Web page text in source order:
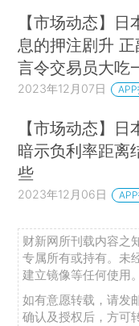
【市场动态】
息的押注剧升
言令交易员大吃
2023年12月07日
【市场动态】
暗示负利率距离
些
2023年12月06日
财新网所刊载内容之
专属所有或持有。未
建立镜像等任何使用。
如有意愿转载，请发
确认及授权后，方可